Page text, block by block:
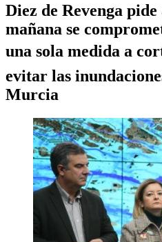
Diez de Revenga pide
mañana se
una sola medida a
evitar las
Murcia